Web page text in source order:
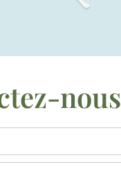
nous